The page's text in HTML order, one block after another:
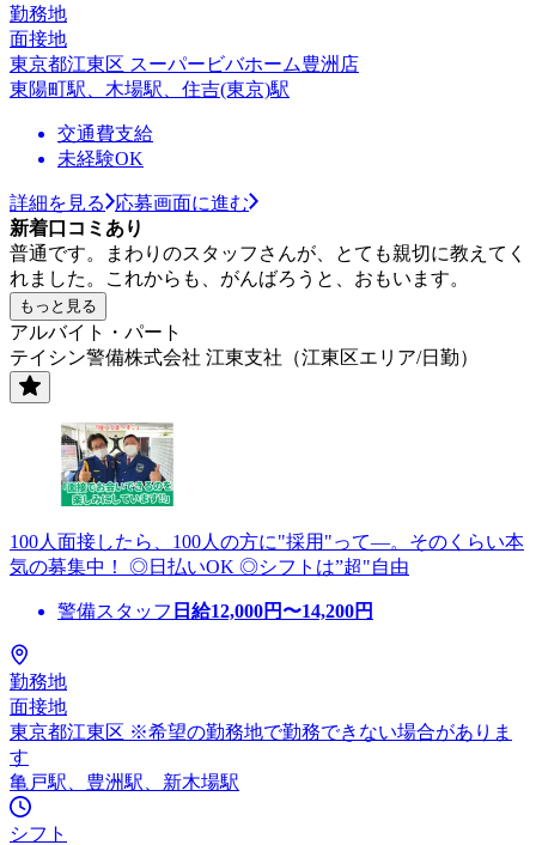
勤務地
面接地
東京都江東区 スーパービバホーム豊洲店
東陽町駅、木場駅、住吉(東京)駅
交通費支給
未経験OK
詳細を見る
応募画面に進む
新着口コミあり
普通です。まわりのスタッフさんが、とても親切に教えてく
れました。これからも、がんばろうと、おもいます。
もっと見る
アルバイト・パート
テイシン警備株式会社 江東支社（江東区エリア/日勤）
100人面接したら、100人の方に"採用"って―。そのくらい本
気の募集中！ ◎日払いOK ◎シフトは”超"自由
警備スタッフ 日給12,000円〜14,200円
勤務地
面接地
東京都江東区 ※希望の勤務地で勤務できない場合がありま
す
亀戸駅、豊洲駅、新木場駅
シフト